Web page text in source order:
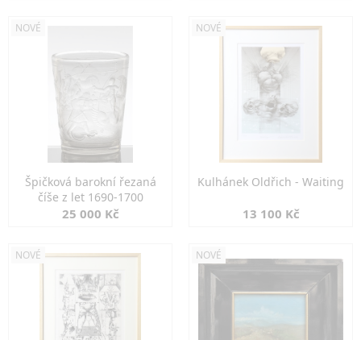
NOVÉ
Špičková barokní řezaná
číše z let 1690-1700
25 000 Kč
NOVÉ
Kulhánek Oldřich - Waiting
13 100 Kč
NOVÉ NOVÉ